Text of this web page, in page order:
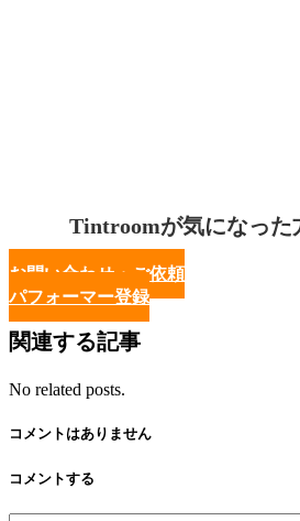
Tintroomが気になった
お問い合わせ・ご依頼
パフォーマー登録
関連する記事
No related posts.
コメントはありません
コメントする